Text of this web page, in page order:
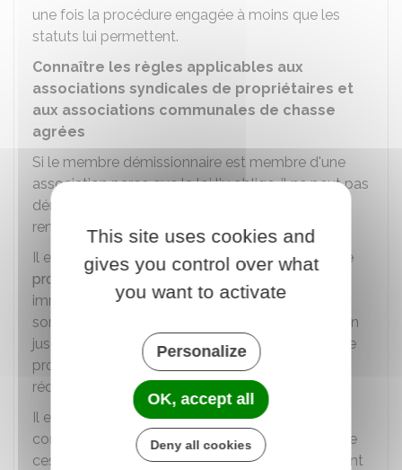
une fois la procédure engagée à moins que les
statuts lui permettent.
Connaître les règles applicables aux
associations syndicales de propriétaires et
aux associations communales de chasse
agrées
Si le membre démissionnaire est membre d'une
association parce que la loi l'y oblige, il ne peut pas
démissionner tant qu'il remplit les conditions qui
rendent cette appartenance obligatoire.
Il en est ainsi pour lesassociations syndicales de
propriétaires (ASP)
immobilier compris dans le périmètre d'une ASP
sont automatiquement membres de l'association
jusqu'à la vente de leur bien immobilier à un autre
propriétaire, la dissolution de l'association ou la
réduction de son périmètre.
Il en est de même pour les associations
communales de chasse agrées. Les membres de
ces associations qui veulent démissionner doivent
This site uses cookies and
gives you control over what
you want to activate
Personalize
OK, accept all
Deny all cookies